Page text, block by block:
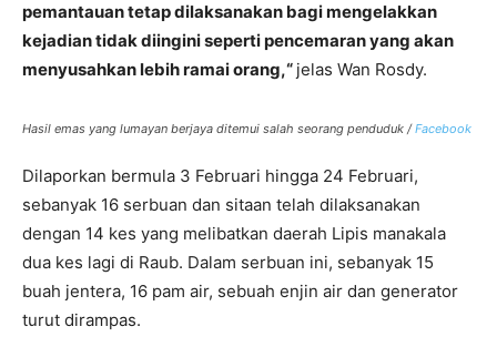
pemantauan tetap dilaksanakan bagi mengelakkan
kejadian tidak diingini seperti pencemaran yang akan
menyusahkan lebih ramai orang,“ jelas Wan Rosdy.
Hasil emas yang lumayan berjaya ditemui salah seorang penduduk /Facebook
Dilaporkan bermula 3 Februari hingga 24 Februari,
sebanyak 16 serbuan dan sitaan telah dilaksanakan
dengan 14 kes yang melibatkan daerah Lipis manakala
dua kes lagi di Raub. Dalam serbuan ini, sebanyak 15
buah jentera, 16 pam air, sebuah enjin air dan generator
turut dirampas.